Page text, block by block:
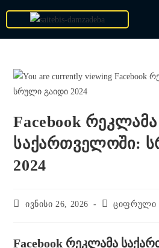
Facebook რეკლამა
საქართველოში:
2024
ივნისი 26, 2026 ციფრული
Facebook რეკლამა